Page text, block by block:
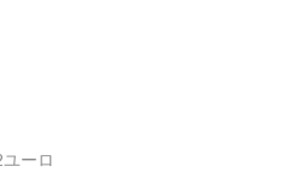
ーロ